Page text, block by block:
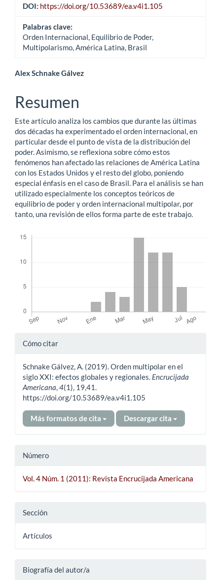
DOI: https://doi.org/10.53689/ea.v4i1.105
Palabras clave:
Orden Internacional, Equilibrio de Poder,
Multipolarismo, América Latina, Brasil
Contenido
principal
del
artículo
Alex Schnake Gálvez
Resumen
Este artículo analiza los cambios que durante las últimas
dos décadas ha experimentado el orden internacional, en
particular desde el punto de vista de la distribución del
poder. Asimismo, se reflexiona sobre cómo estos
fenómenos han afectado las relaciones de América Latina
con los Estados Unidos y el resto del globo, poniendo
especial énfasis en el caso de Brasil. Para el análisis se han
utilizado especialmente los conceptos teóricos de
equilibrio de poder y orden internacional multipolar, por
tanto, una revisión de ellos forma parte de este trabajo.
Detalles
artículo
Cómo citar
Schnake Gálvez, A. (2019). Orden multipolar en el
siglo XXI: efectos globales y regionales. Encrucijada
Americana,4(1), 19,41.
https://doi.org/10.53689/ea.v4i1.105
Más formatos de cita Descargar cita
Número
Vol. 4 Núm. 1 (2011): Revista Encrucijada Americana
Sección
Artículos
Biografía del autor/a